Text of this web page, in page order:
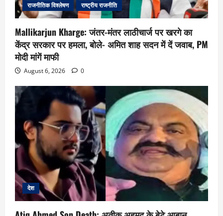
राजनीतिक विश्लेषण राष्ट्रीय राजनीति
Mallikarjun Kharge: जंतर-मंतर लाठीचार्ज पर खरगे का
केंद्र सरकार पर हमला, बोले- अमित शाह सदन में दें जवाब, PM
मोदी मांगें माफी
August 6, 2026 0
देश